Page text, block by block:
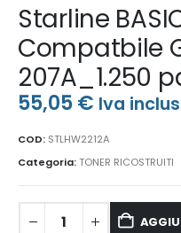
Starline
Compatbile
207A_1.250
55,05€ Iva
COD: STLHW2212A
Categoria:TONER RICOSTRUITI